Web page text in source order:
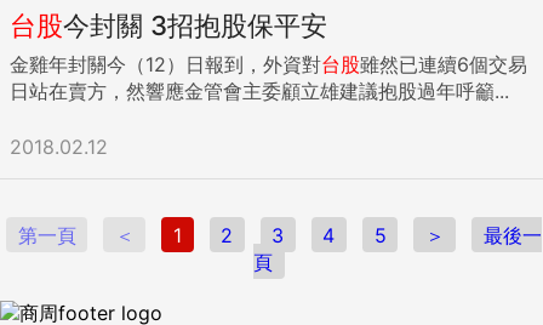
台股今封關 3招抱股保平安
金雞年封關今（12）日報到，外資對台股雖然已連續6個交易
日站在賣方，然響應金管會主委顧立雄建議抱股過年呼籲...
2018.02.12
第一頁 ＜ 1 2 3 4 5 ＞
最後一
頁